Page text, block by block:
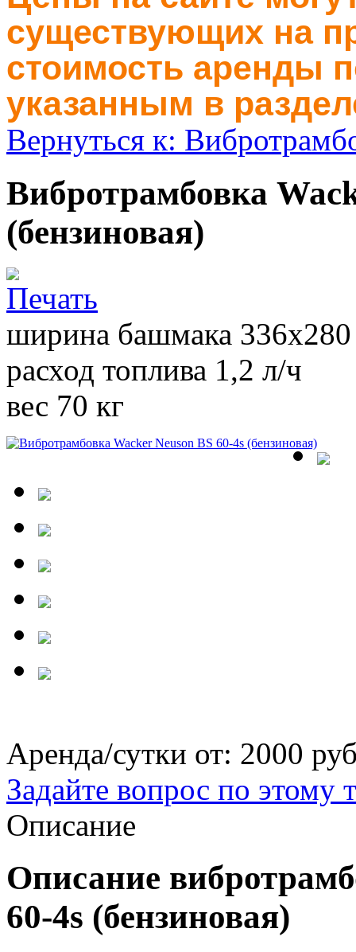
существующих на
стоимость аренды
указанным в
Вернуться к:
Вибротрамбовка
(бензиновая)
ширина башмака
расход топлива 1,2 л/ч
вес 70 кг
Аренда/сутки от: 2000
Задайте вопрос по этому
Описание
Описание
60-4s (бензиновая)